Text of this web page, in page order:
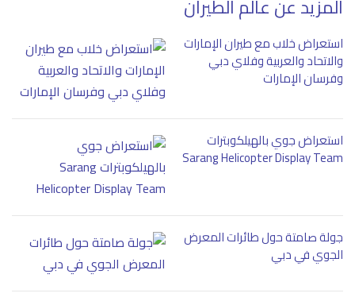
المزيد عن عالم الطيران
استعراض خلاب مع طيران الإمارات
والاتحاد والعربية وفلاي دبي
وفرسان الإمارات
استعراض جوي بالهيلكوبترات
Sarang Helicopter Display Team
جولة صامتة حول طائرات المعرض
الجوي في دبي